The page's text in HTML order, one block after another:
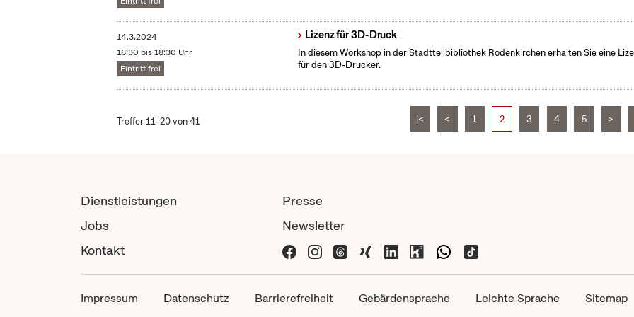
14.3.2024
16:30 bis 18:30 Uhr
Eintritt frei
Lizenz für 3D-Druck
In diesem Workshop in der Stadtteilbibliothek Rodenkirchen erhalten Sie eine
für den 3D-Drucker.
Treffer 11–20 von 41 |< < 1 2 3 4 5 >
Dienstleistungen
Jobs
Kontakt
Presse
Newsletter
Impressum Datenschutz Barrierefreiheit Gebärdensprache Leichte Sprache Sitemap